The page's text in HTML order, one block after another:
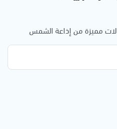
مميزة من إذاعة الشمس